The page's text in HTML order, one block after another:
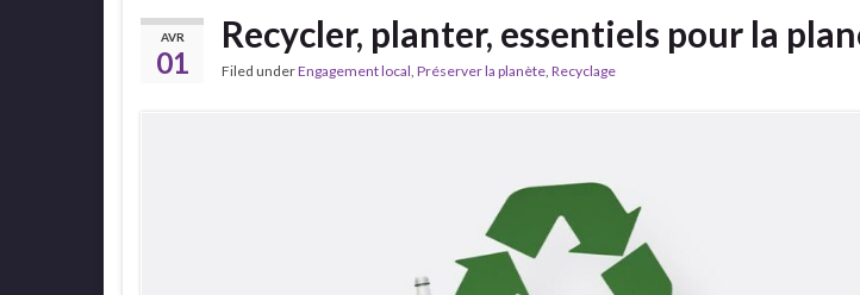
AVR
01
Recycler, planter, essentiels pour la
Filed underEngagement local, Préserver la planète, Recyclage